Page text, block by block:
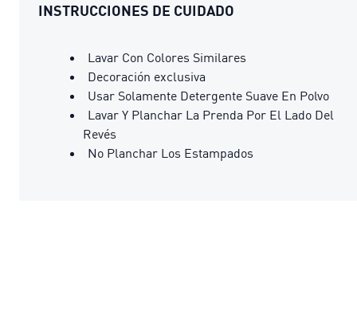
INSTRUCCIONES DE CUIDADO
Lavar Con Colores Similares
Decoración exclusiva
Usar Solamente Detergente Suave En Polvo
Lavar Y Planchar La Prenda Por El Lado Del
Revés
No Planchar Los Estampados